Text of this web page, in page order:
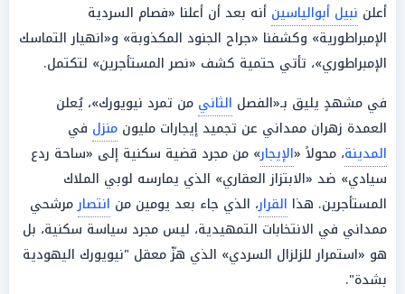
أعلن نبيل أبوالياسين أنه بعد أن أعلنا «فصام السردية
الإمبراطورية» وكشفنا «جراح الجنود المكذوبة» و«انهيار التماسك
الإمبراطوري»، تأتي حتمية كشف «نصر المستأجرين» لتكتمل.
في مشهدٍ يليق بـ«الفصل الثاني من تمرد نيويورك»، يُعلن
العمدة زهران ممداني عن تجميد إيجارات مليون منزل في
المدينة، محولاً «الإيجار» من مجرد قضية سكنية إلى «ساحة ردع
سيادي» ضد «الابتزاز العقاري» الذي يمارسه لوبي الملاك
المستأجرين. هذا القرار، الذي جاء بعد يومين من انتصارمرشحي
ممداني في الانتخابات التمهيدية، ليس مجرد سياسة سكنية، بل
هو «استمرار للزلزال السردي» الذي هزّ معقل "نيويورك اليهودية
بشدة".